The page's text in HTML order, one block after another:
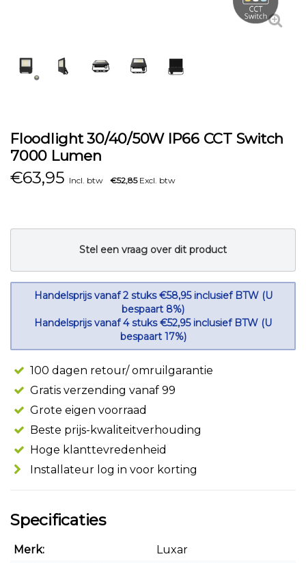
Floodlight 30/40/50W IP66 CCT Switch
7000 Lumen
€63,95 Incl. btw €52,85Excl. btw
Stel een vraag over dit product
Handelsprijs vanaf 2 stuks €58,95 inclusief BTW (U
bespaart 8%)
Handelsprijs vanaf 4 stuks €52,95 inclusief BTW (U
bespaart 17%)
100 dagen retour/ omruilgarantie
Gratis verzending vanaf 99
Grote eigen voorraad
Beste prijs-kwaliteitverhouding
Hoge klanttevredenheid
Installateur log in voor korting
Specificaties
Merk:
Luxar